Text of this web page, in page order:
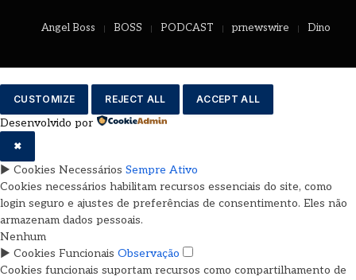
Angel Boss BOSS PODCAST prnewswire Dino
CUSTOMIZE REJECT ALL ACCEPT ALL
Desenvolvido por
✖
► Cookies Necessários Sempre Ativo
Cookies necessários habilitam recursos essenciais do site, como
login seguro e ajustes de preferências de consentimento. Eles não
armazenam dados pessoais.
Nenhum
► Cookies Funcionais Observação
Cookies funcionais suportam recursos como compartilhamento de